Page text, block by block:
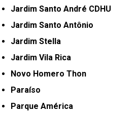
Jardim Santo André CDHU
Jardim Santo Antônio
Jardim Stella
Jardim Vila Rica
Novo Homero Thon
Paraíso
Parque América